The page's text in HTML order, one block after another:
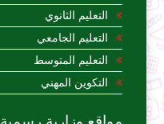
التعليم الثانوي
التعليم الجامعي
التعليم المتوسط
التكوين المهني